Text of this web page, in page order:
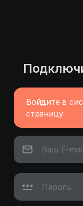
Войдите в
страницу